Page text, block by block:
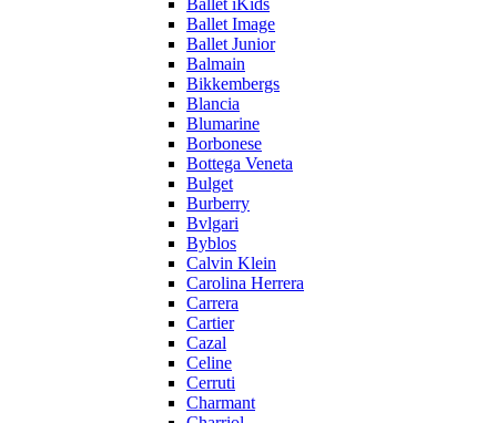
Ballet iKids
Ballet Image
Ballet Junior
Balmain
Bikkembergs
Blancia
Blumarine
Borbonese
Bottega Veneta
Bulget
Burberry
Bvlgari
Byblos
Calvin Klein
Carolina Herrera
Carrera
Cartier
Cazal
Celine
Cerruti
Charmant